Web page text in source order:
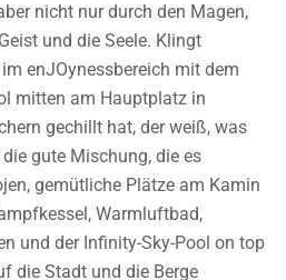
nicht nur durch den Magen,
und die Seele. Klingt
enJOynessbereich mit dem
mitten am Hauptplatz in
gechillt hat, der weiß, was
gute Mischung, die es
gemütliche Plätze am Kamin
Warmluftbad,
und der Infinity-Sky-Pool on top
die Stadt und die Berge